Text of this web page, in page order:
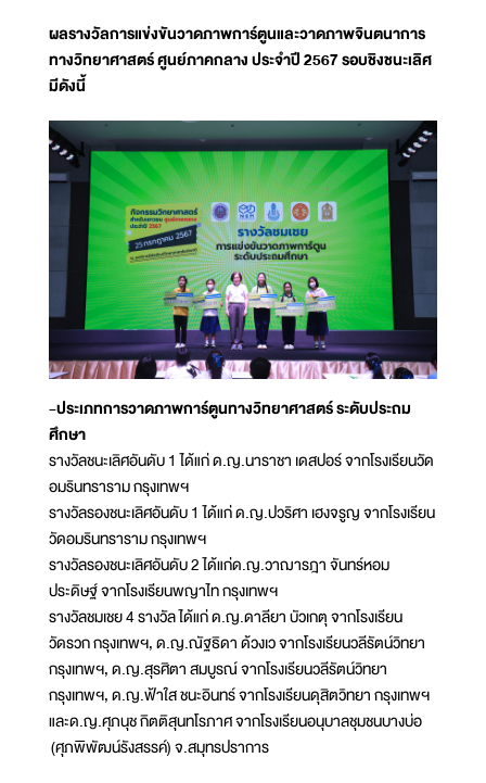
ผลรางวัลการแข่งขันวาดภาพการ์ตูนและวาดภาพจินตนาการ
ทางวิทยาศาสตร์ ศูนย์ภาคกลาง ประจำปี 2567 รอบชิงชนะเลิศ
มีดังนี้
-ประเภทการวาดภาพการ์ตูนทางวิทยาศาสตร์ ระดับประถม
ศึกษา
รางวัลชนะเลิศอันดับ 1 ได้แก่ ด.ญ.นาราชา เดสปอร์ จากโรงเรียนวัด
อมรินทราราม กรุงเทพฯ
รางวัลรองชนะเลิศอันดับ 1 ได้แก่ ด.ญ.ปวริศา เฮงจรูญ จากโรงเรียน
วัดอมรินทราราม กรุงเทพฯ
รางวัลรองชนะเลิศอันดับ 2 ได้แก่ด.ญ.วาฌารฎา จันทร์หอม
ประดิษฐ์ จากโรงเรียนพญาไท กรุงเทพฯ
รางวัลชมเชย 4 รางวัล ได้แก่ ด.ญ.ดาลียา บัวเกตุ จากโรงเรียน
วัดรวก กรุงเทพฯ, ด.ญ.ณัฐธิดา ด้วงเว จากโรงเรียนวลีรัตน์วิทยา
กรุงเทพฯ, ด.ญ.สุรศิตา สมบูรณ์ จากโรงเรียนวลีรัตน์วิทยา
กรุงเทพฯ, ด.ญ.ฟ้าใส ชนะอินทร์ จากโรงเรียนดุสิตวิทยา กรุงเทพฯ
และด.ญ.ศุภนุช กิตติสุนทโรภาศ จากโรงเรียนอนุบาลชุมชนบางบ่อ
(ศุภพิพัฒน์รังสรรค์) จ.สมุทรปราการ